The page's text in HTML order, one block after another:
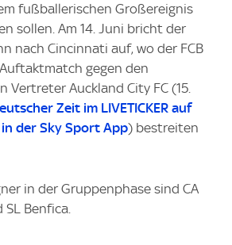
fußballerischen Großereignis
sollen. Am 14. Juni bricht der
nach Cincinnati auf, wo der FCB
gegen den
Vertreter Auckland City FC (15.
Zeit im LIVETICKER auf
der Sky Sport App) bestreiten
in der Gruppenphase sind CA
Benfica.